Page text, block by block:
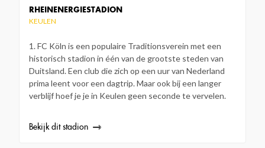
RHEINENERGIESTADION
KEULEN
1. FC Köln is een populaire Traditionsverein met een
historisch stadion in één van de grootste steden van
Duitsland. Een club die zich op een uur van Nederland
prima leent voor een dagtrip. Maar ook bij een langer
verblijf hoef je je in Keulen geen seconde te vervelen.
Bekijk dit stadion